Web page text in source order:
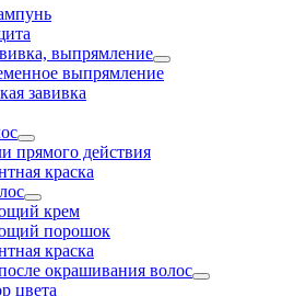
выпрямление
выпрямление
завивка
прямого действия
краска
крем
порошок
краска
окрашивания волос
цвета